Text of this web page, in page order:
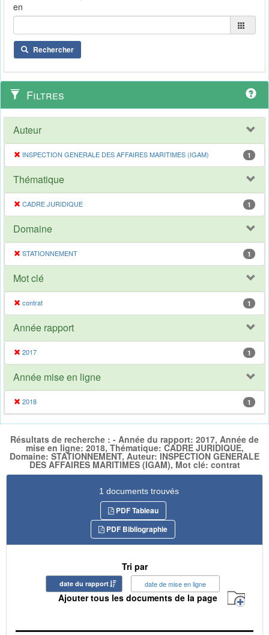
en
Rechercher
Filtres
Auteur
INSPECTION GENERALE DES AFFAIRES MARITIMES (IGAM) 1
Thématique
CADRE JURIDIQUE 1
Domaine
STATIONNEMENT 1
Mot clé
contrat 1
Année rapport
2017 1
Année mise en ligne
2018 1
Résultats de recherche : - Année du rapport: 2017, Année de
mise en ligne: 2018, Thématique: CADRE JURIDIQUE,
Domaine: STATIONNEMENT, Auteur: INSPECTION GENERALE
DES AFFAIRES MARITIMES (IGAM), Mot clé: contrat
1 documents trouvés
PDF Tableau
PDF Bibliographie
Tri par
date du rapport date de mise en ligne
Ajouter tous les documents de la page